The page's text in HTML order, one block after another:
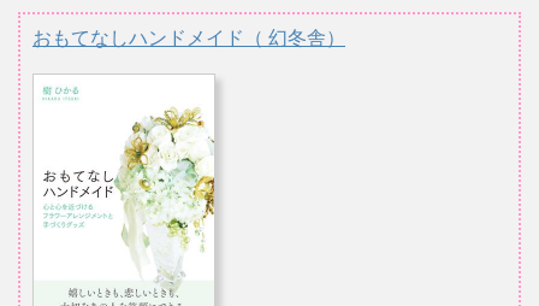
おもてなしハンドメイド（ 幻冬舎）